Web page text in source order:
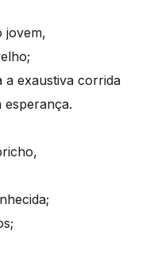
jovem,
a exaustiva corrida
esperança.